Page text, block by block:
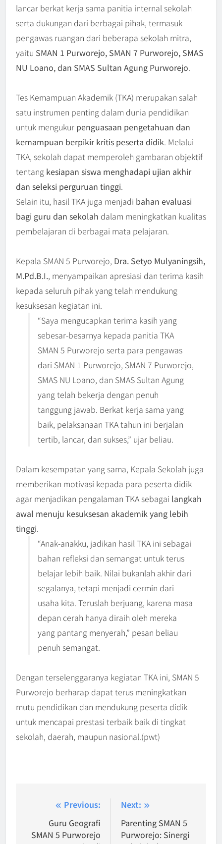
lancar berkat kerja sama panitia internal sekolah
serta dukungan dari berbagai pihak, termasuk
pengawas ruangan dari beberapa sekolah mitra,
yaitu SMAN 1 Purworejo, SMAN 7 Purworejo, SMAS
NU Loano, dan SMAS Sultan Agung Purworejo.
Tes Kemampuan Akademik (TKA) merupakan salah
satu instrumen penting dalam dunia pendidikan
untuk mengukur penguasaan pengetahuan dan
kemampuan berpikir kritis peserta didik. Melalui
TKA, sekolah dapat memperoleh gambaran objektif
tentang kesiapan siswa menghadapi ujian akhir
dan seleksi perguruan tinggi.
Selain itu, hasil TKA juga menjadi bahan evaluasi
bagi guru dan sekolah dalam meningkatkan kualitas
pembelajaran di berbagai mata pelajaran.
Kepala SMAN 5 Purworejo, Dra. Setyo Mulyaningsih,
M.Pd.B.I., menyampaikan apresiasi dan terima kasih
kepada seluruh pihak yang telah mendukung
kesuksesan kegiatan ini.
“Saya mengucapkan terima kasih yang
sebesar-besarnya kepada panitia TKA
SMAN 5 Purworejo serta para pengawas
dari SMAN 1 Purworejo, SMAN 7 Purworejo,
SMAS NU Loano, dan SMAS Sultan Agung
yang telah bekerja dengan penuh
tanggung jawab. Berkat kerja sama yang
baik, pelaksanaan TKA tahun ini berjalan
tertib, lancar, dan sukses,” ujar beliau.
Dalam kesempatan yang sama, Kepala Sekolah juga
memberikan motivasi kepada para peserta didik
agar menjadikan pengalaman TKA sebagai langkah
awal menuju kesuksesan akademik yang lebih
tinggi.
“Anak-anakku, jadikan hasil TKA ini sebagai
bahan refleksi dan semangat untuk terus
belajar lebih baik. Nilai bukanlah akhir dari
segalanya, tetapi menjadi cermin dari
usaha kita. Teruslah berjuang, karena masa
depan cerah hanya diraih oleh mereka
yang pantang menyerah,” pesan beliau
penuh semangat.
Dengan terselenggaranya kegiatan TKA ini, SMAN 5
Purworejo berharap dapat terus meningkatkan
mutu pendidikan dan mendukung peserta didik
untuk mencapai prestasi terbaik baik di tingkat
sekolah, daerah, maupun nasional.(pwt)
NavigasiPrevious:
Guru Geografi
SMAN 5 Purworejo
Next:
Parenting SMAN 5
Purworejo: Sinergi